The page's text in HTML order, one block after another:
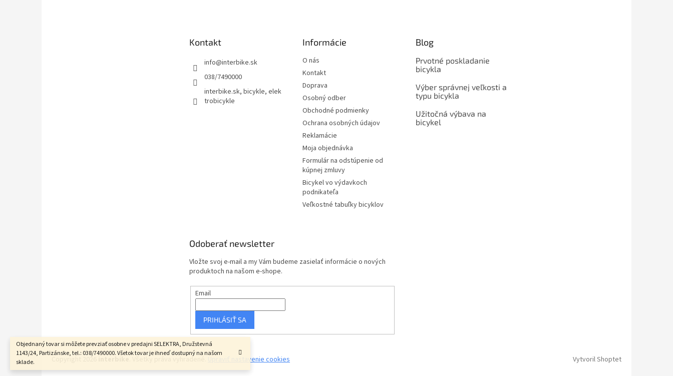
Objednaný tovar si môžete prevziať osobne v predajni SELEKTRA, Družstevná
1143/24, Partizánske, tel.: 038/7490000. Všetok tovar je ihneď dostupný na našom
sklade.
Kontakt
info@interbike.sk
038/7490000
interbike.sk, bicykle, elek
trobicykle
Informácie
O nás
Kontakt
Doprava
Osobný odber
Obchodné podmienky
Ochrana osobných údajov
Reklamácie
Moja objednávka
Formulár na odstúpenie od
kúpnej zmluvy
Bicykel vo výdavkoch
podnikateľa
Veľkostné tabuľky bicyklov
Blog
Prvotné poskladanie
bicykla
Výber správnej veľkosti a
typu bicykla
Užitočná výbava na
bicykel
Odoberať newsletter
Vložte svoj e-mail a my Vám budeme zasielať informácie o nových
produktoch na našom e-shope.
Email
PRIHLÁSIŤ SA
Vytvoril Shoptet
Copyright 2026 Upraviť nastavenie cookies